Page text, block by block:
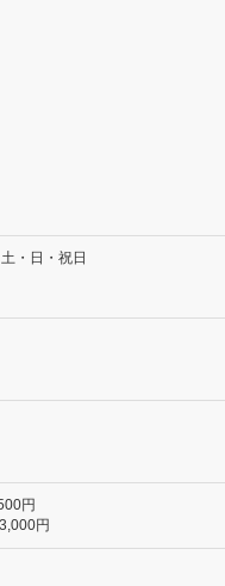
・日・祝日
円
円